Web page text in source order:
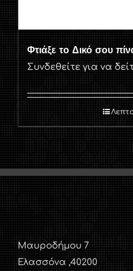
Φτιάξε το Δικό σου
Συνδεθείτε για να
Μαυροδήμου 7
Ελασσόνα ,40200